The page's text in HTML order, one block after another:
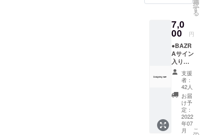
の
NEW T
シャツ
リター
ンをお
選びく
ださい)
※順次発
送させ
ていた
だきま
す。
択
す
る
7,0
00 円
●BAZR
Aサイン
入り
ニュー
CD +
BAZRA
NEW T
シャツ
で応
援！
￥7,000
(送料込
支援
者：
42人
お届
け予
定：
2022
年07
月
こ